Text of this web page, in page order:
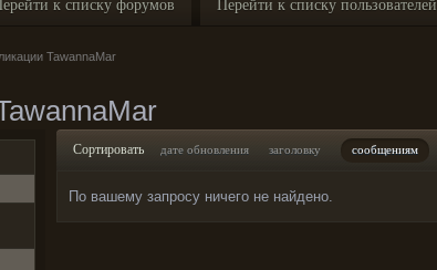
к списку форумов Перейти к списку пользователей
TawannaMar
Сортировать дате обновления заголовку сообщениям
По вашему запросу ничего не найдено.